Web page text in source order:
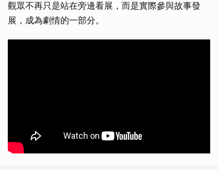
觀眾不再只是站在旁邊看展，而是實際參與故事發
展，成為劇情的一部分。